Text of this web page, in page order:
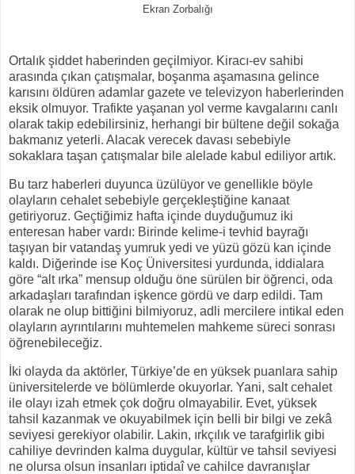
Ekran Zorbalığı
Ortalık şiddet haberinden geçilmiyor. Kiracı-ev sahibi
arasında çıkan çatışmalar, boşanma aşamasına gelince
karısını öldüren adamlar gazete ve televizyon haberlerinden
eksik olmuyor. Trafikte yaşanan yol verme kavgalarını canlı
olarak takip edebilirsiniz, herhangi bir bültene değil sokağa
bakmanız yeterli. Alacak verecek davası sebebiyle
sokaklara taşan çatışmalar bile alelade kabul ediliyor artık.
Bu tarz haberleri duyunca üzülüyor ve genellikle böyle
olayların cehalet sebebiyle gerçekleştiğine kanaat
getiriyoruz. Geçtiğimiz hafta içinde duyduğumuz iki
enteresan haber vardı: Birinde kelime-i tevhid bayrağı
taşıyan bir vatandaş yumruk yedi ve yüzü gözü kan içinde
kaldı. Diğerinde ise Koç Üniversitesi yurdunda, iddialara
göre “alt ırka” mensup olduğu öne sürülen bir öğrenci, oda
arkadaşları tarafından işkence gördü ve darp edildi. Tam
olarak ne olup bittiğini bilmiyoruz, adli mercilere intikal eden
olayların ayrıntılarını muhtemelen mahkeme süreci sonrası
öğrenebileceğiz.
İki olayda da aktörler, Türkiye’de en yüksek puanlara sahip
üniversitelerde ve bölümlerde okuyorlar. Yani, salt cehalet
ile olayı izah etmek çok doğru olmayabilir. Evet, yüksek
tahsil kazanmak ve okuyabilmek için belli bir bilgi ve zekâ
seviyesi gerekiyor olabilir. Lakin, ırkçılık ve tarafgirlik gibi
cahiliye devrinden kalma duygular, kültür ve tahsil seviyesi
ne olursa olsun insanları iptidaî ve cahilce davranışlar